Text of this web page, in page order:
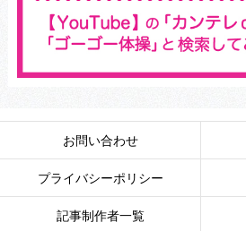
お問い合わせ
プライバシーポリシー
記事制作者一覧